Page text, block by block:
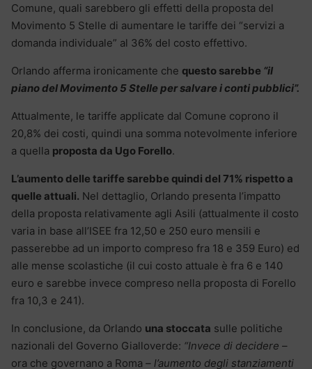
Comune, quali sarebbero gli effetti della proposta del
Movimento 5 Stelle di aumentare le tariffe dei “servizi a
domanda individuale” al 36% del costo effettivo.
Orlando afferma ironicamente che questo sarebbe “il
piano del Movimento 5 Stelle per salvare i conti pubblici”.
Attualmente, le tariffe applicate dal Comune coprono il
20,8% dei costi, quindi una somma notevolmente inferiore
a quella proposta da Ugo Forello.
L’aumento delle tariffe sarebbe quindi del 71% rispetto a
quelle attuali. Nel dettaglio, Orlando presenta l’impatto
della proposta relativamente agli Asili (attualmente il costo
varia in base all’ISEE fra 12,50 e 250 euro mensili e
passerebbe ad un importo compreso fra 18 e 359 Euro) ed
alle mense scolastiche (il cui costo attuale è fra 6 e 140
euro e sarebbe invece compreso nella proposta di Forello
fra 10,3 e 241).
In conclusione, da Orlando una stoccata sulle politiche
nazionali del Governo Gialloverde: “Invece di decidere –
ora che governano a Roma – l’aumento degli stanziamenti